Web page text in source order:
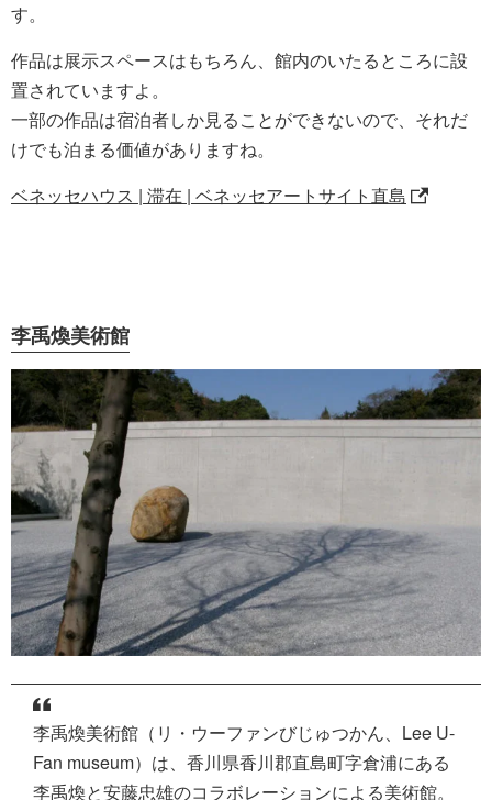
す。
作品は展示スペースはもちろん、館内のいたるところに設
置されていますよ。
一部の作品は宿泊者しか見ることができないので、それだ
けでも泊まる価値がありますね。
ベネッセハウス | 滞在 | ベネッセアートサイト直島
李禹煥美術館
李禹煥美術館（リ・ウーファンびじゅつかん、Lee U-
Fan museum）は、香川県香川郡直島町字倉浦にある
李禹煥と安藤忠雄のコラボレーションによる美術館。